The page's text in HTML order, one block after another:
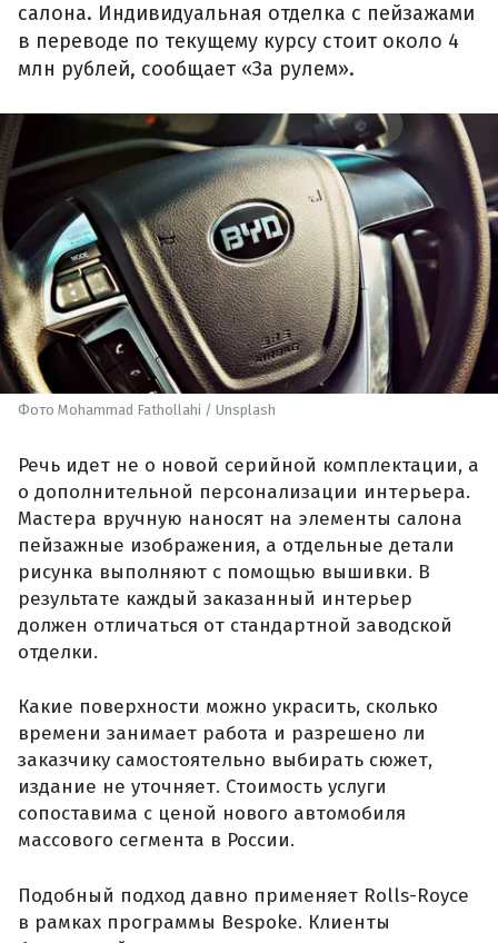
салона. Индивидуальная отделка с пейзажами
в переводе по текущему курсу стоит около 4
млн рублей, сообщает «За рулем».
Фото Mohammad Fathollahi / Unsplash
Речь идет не о новой серийной комплектации, а
о дополнительной персонализации интерьера.
Мастера вручную наносят на элементы салона
пейзажные изображения, а отдельные детали
рисунка выполняют с помощью вышивки. В
результате каждый заказанный интерьер
должен отличаться от стандартной заводской
отделки.
Какие поверхности можно украсить, сколько
времени занимает работа и разрешено ли
заказчику самостоятельно выбирать сюжет,
издание не уточняет. Стоимость услуги
сопоставима с ценой нового автомобиля
массового сегмента в России.
Подобный подход давно применяет Rolls-Royce
в рамках программы Bespoke. Клиенты